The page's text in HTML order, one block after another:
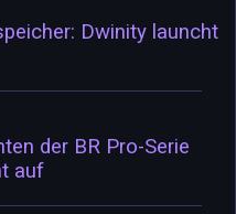
Dwinity launcht
der BR Pro-Serie
auf